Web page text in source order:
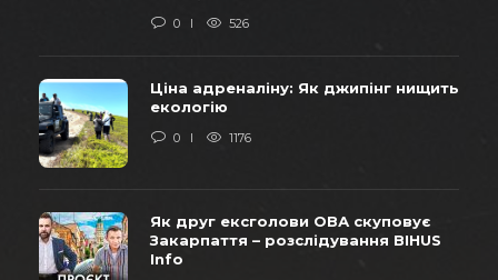
0 526
Ціна адреналіну: Як джипінг нищить
екологію
0 1176
Як друг ексголови ОВА скуповує
Закарпаття – розслідування BIHUS
Info